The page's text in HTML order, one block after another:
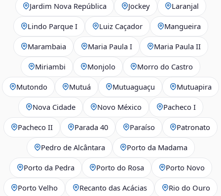
Jardim Nova República Jockey Laranjal
Lindo Parque I Luiz Caçador Mangueira
Marambaia Maria Paula I Maria Paula II
Miriambi Monjolo Morro do Castro
Mutondo Mutuá Mutuaguaçu Mutuapira
Nova Cidade Novo México Pacheco I
Pacheco II Parada 40 Paraíso Patronato
Pedro de Alcântara Porto da Madama
Porto da Pedra Porto do Rosa Porto Novo
Porto Velho Recanto das Acácias Rio do Ouro